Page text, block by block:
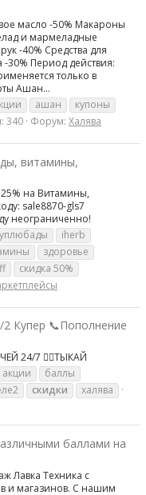
масло -50% Макароны
и мармеладные
-40% Средства для
-30% Период действия:
только в
Ашан...
ашан
купоны
340 Форум: Халява
витамины,
на Витамины,
sale8870-gls7
неограниченно!
iherb
здоровье
скидка 50%
Купер 📞Пополнение
24/7 👉🏻ТЫКАЙ
акции
баллы
скидки
халява
баллами на
Лавка Техника с
и магазинов. С нашим